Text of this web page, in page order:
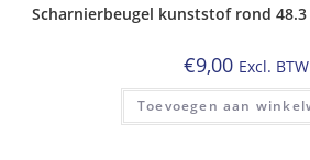
Scharnierbeugel kunststof rond
€9,00 Excl. BTW
Toevoegen aan